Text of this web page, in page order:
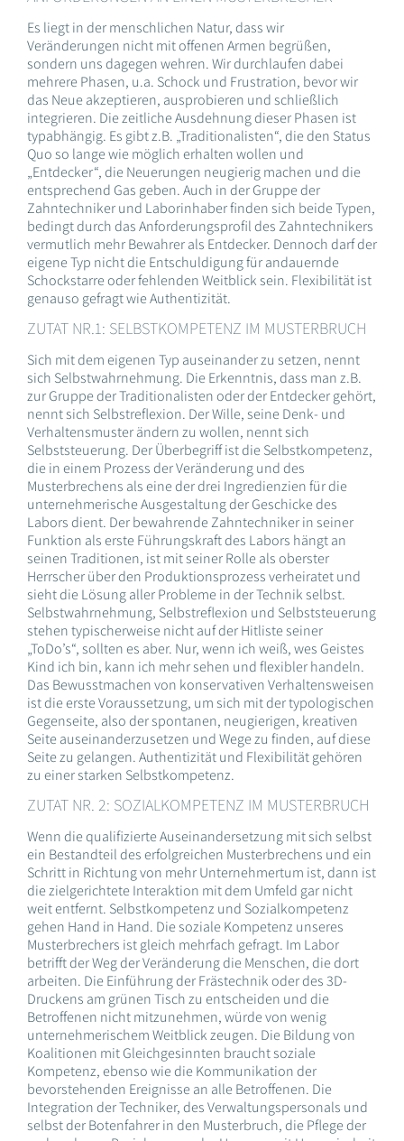
Es liegt in der menschlichen Natur, dass wir
Veränderungen nicht mit offenen Armen begrüßen,
sondern uns dagegen wehren. Wir durchlaufen dabei
mehrere Phasen, u.a. Schock und Frustration, bevor wir
das Neue akzeptieren, ausprobieren und schließlich
integrieren. Die zeitliche Ausdehnung dieser Phasen ist
typabhängig. Es gibt z.B. „Traditionalisten“, die den Status
Quo so lange wie möglich erhalten wollen und
„Entdecker“, die Neuerungen neugierig machen und die
entsprechend Gas geben. Auch in der Gruppe der
Zahntechniker und Laborinhaber finden sich beide Typen,
bedingt durch das Anforderungsprofil des Zahntechnikers
vermutlich mehr Bewahrer als Entdecker. Dennoch darf der
eigene Typ nicht die Entschuldigung für andauernde
Schockstarre oder fehlenden Weitblick sein. Flexibilität ist
genauso gefragt wie Authentizität.
ZUTAT NR.1: SELBSTKOMPETENZ IM MUSTERBRUCH
Sich mit dem eigenen Typ auseinander zu setzen, nennt
sich Selbstwahrnehmung. Die Erkenntnis, dass man z.B.
zur Gruppe der Traditionalisten oder der Entdecker gehört,
nennt sich Selbstreflexion. Der Wille, seine Denk- und
Verhaltensmuster ändern zu wollen, nennt sich
Selbststeuerung. Der Überbegriff ist die Selbstkompetenz,
die in einem Prozess der Veränderung und des
Musterbrechens als eine der drei Ingredienzien für die
unternehmerische Ausgestaltung der Geschicke des
Labors dient. Der bewahrende Zahntechniker in seiner
Funktion als erste Führungskraft des Labors hängt an
seinen Traditionen, ist mit seiner Rolle als oberster
Herrscher über den Produktionsprozess verheiratet und
sieht die Lösung aller Probleme in der Technik selbst.
Selbstwahrnehmung, Selbstreflexion und Selbststeuerung
stehen typischerweise nicht auf der Hitliste seiner
„ToDo’s“, sollten es aber. Nur, wenn ich weiß, wes Geistes
Kind ich bin, kann ich mehr sehen und flexibler handeln.
Das Bewusstmachen von konservativen Verhaltensweisen
ist die erste Voraussetzung, um sich mit der typologischen
Gegenseite, also der spontanen, neugierigen, kreativen
Seite auseinanderzusetzen und Wege zu finden, auf diese
Seite zu gelangen. Authentizität und Flexibilität gehören
zu einer starken Selbstkompetenz.
ZUTAT NR. 2: SOZIALKOMPETENZ IM MUSTERBRUCH
Wenn die qualifizierte Auseinandersetzung mit sich selbst
ein Bestandteil des erfolgreichen Musterbrechens und ein
Schritt in Richtung von mehr Unternehmertum ist, dann ist
die zielgerichtete Interaktion mit dem Umfeld gar nicht
weit entfernt. Selbstkompetenz und Sozialkompetenz
gehen Hand in Hand. Die soziale Kompetenz unseres
Musterbrechers ist gleich mehrfach gefragt. Im Labor
betrifft der Weg der Veränderung die Menschen, die dort
arbeiten. Die Einführung der Frästechnik oder des 3D-
Druckens am grünen Tisch zu entscheiden und die
Betroffenen nicht mitzunehmen, würde von wenig
unternehmerischem Weitblick zeugen. Die Bildung von
Koalitionen mit Gleichgesinnten braucht soziale
Kompetenz, ebenso wie die Kommunikation der
bevorstehenden Ereignisse an alle Betroffenen. Die
Integration der Techniker, des Verwaltungspersonals und
selbst der Botenfahrer in den Musterbruch, die Pflege der